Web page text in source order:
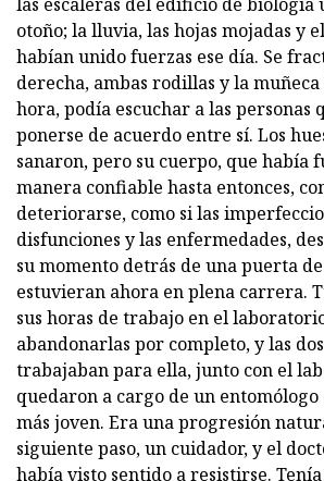
otoño; la lluvia, las hojas mojadas y
habían unido fuerzas ese día. Se
derecha, ambas rodillas y la
hora, podía escuchar a las personas
ponerse de acuerdo entre sí. Los
sanaron, pero su cuerpo, que había
manera confiable hasta entonces,
deteriorarse, como si las
disfunciones y las enfermedades,
su momento detrás de una puerta
estuvieran ahora en plena carrera.
sus horas de trabajo en el
abandonarlas por completo, y las
trabajaban para ella, junto con el
quedaron a cargo de un entomólogo
más joven. Era una progresión
siguiente paso, un cuidador, y el
había visto sentido a resistirse.